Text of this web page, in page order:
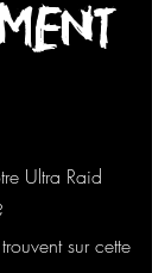
Ultra Raid
sur cette